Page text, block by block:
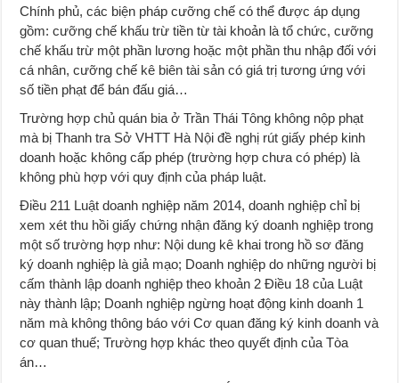
Chính phủ, các biện pháp cưỡng chế có thể được áp dụng
gồm: cưỡng chế khấu trừ tiền từ tài khoản là tổ chức, cưỡng
chế khấu trừ một phần lương hoặc một phần thu nhập đối với
cá nhân, cưỡng chế kê biên tài sản có giá trị tương ứng với
số tiền phạt để bán đấu giá…
Trường hợp chủ quán bia ở Trần Thái Tông không nộp phạt
mà bị Thanh tra Sở VHTT Hà Nội đề nghị rút giấy phép kinh
doanh hoặc không cấp phép (trường hợp chưa có phép) là
không phù hợp với quy định của pháp luật.
Điều 211 Luật doanh nghiệp năm 2014, doanh nghiệp chỉ bị
xem xét thu hồi giấy chứng nhận đăng ký doanh nghiệp trong
một số trường hợp như: Nội dung kê khai trong hồ sơ đăng
ký doanh nghiệp là giả mạo; Doanh nghiệp do những người bị
cấm thành lập doanh nghiệp theo khoản 2 Điều 18 của Luật
này thành lập; Doanh nghiệp ngừng hoạt động kinh doanh 1
năm mà không thông báo với Cơ quan đăng ký kinh doanh và
cơ quan thuế; Trường hợp khác theo quyết định của Tòa
án…